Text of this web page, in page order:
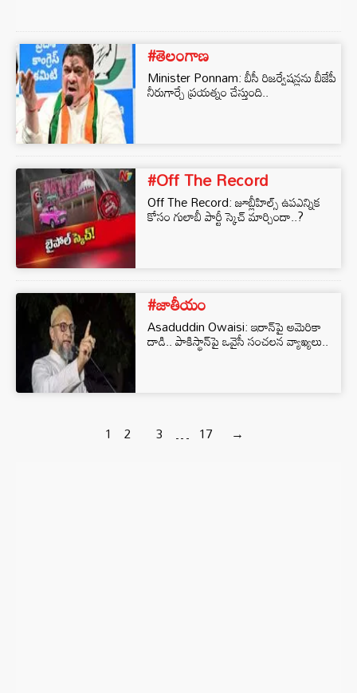
#తెలంగాణ
Minister Ponnam: బీసీ రిజర్వేషన్లను బీజేపీ
నీరుగార్చే ప్రయత్నం చేస్తుంది..
#Off The Record
Off The Record: జూబ్లీహిల్స్‌ ఉపఎన్నిక
కోసం గులాబీ పార్టీ స్కెచ్ మార్చిందా..?
#జాతీయం
Asaduddin Owaisi: ఇరాన్‌పై అమెరికా
దాడి.. పాకిస్థాన్‌పై ఒవైసీ సంచలన వ్యాఖ్యలు..
1 2 3 … 17 →